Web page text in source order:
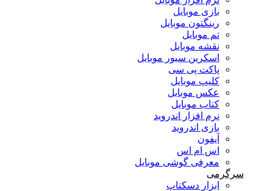
بازی موبایل
رینگتون موبایل
تم موبایل
نقشه موبایل
اسکرین سیور موبایل
پاکت پی سی
کلیپ موبایل
عکس موبایل
کتاب موبایل
نرم افزار اندروید
بازی اندروید
آیفون
اس ام اس
معرفی گوشی موبایل
سرگرمی
ابزار دسکتاپ